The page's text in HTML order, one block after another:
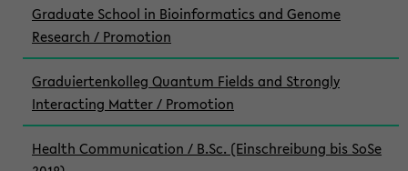
Graduate School in Bioinformatics and Genome
Research / Promotion
Graduiertenkolleg Quantum Fields and Strongly
Interacting Matter / Promotion
Health Communication / B.Sc. (Einschreibung bis SoSe